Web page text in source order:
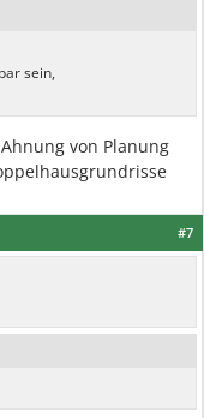
sein,
von Planung
#7